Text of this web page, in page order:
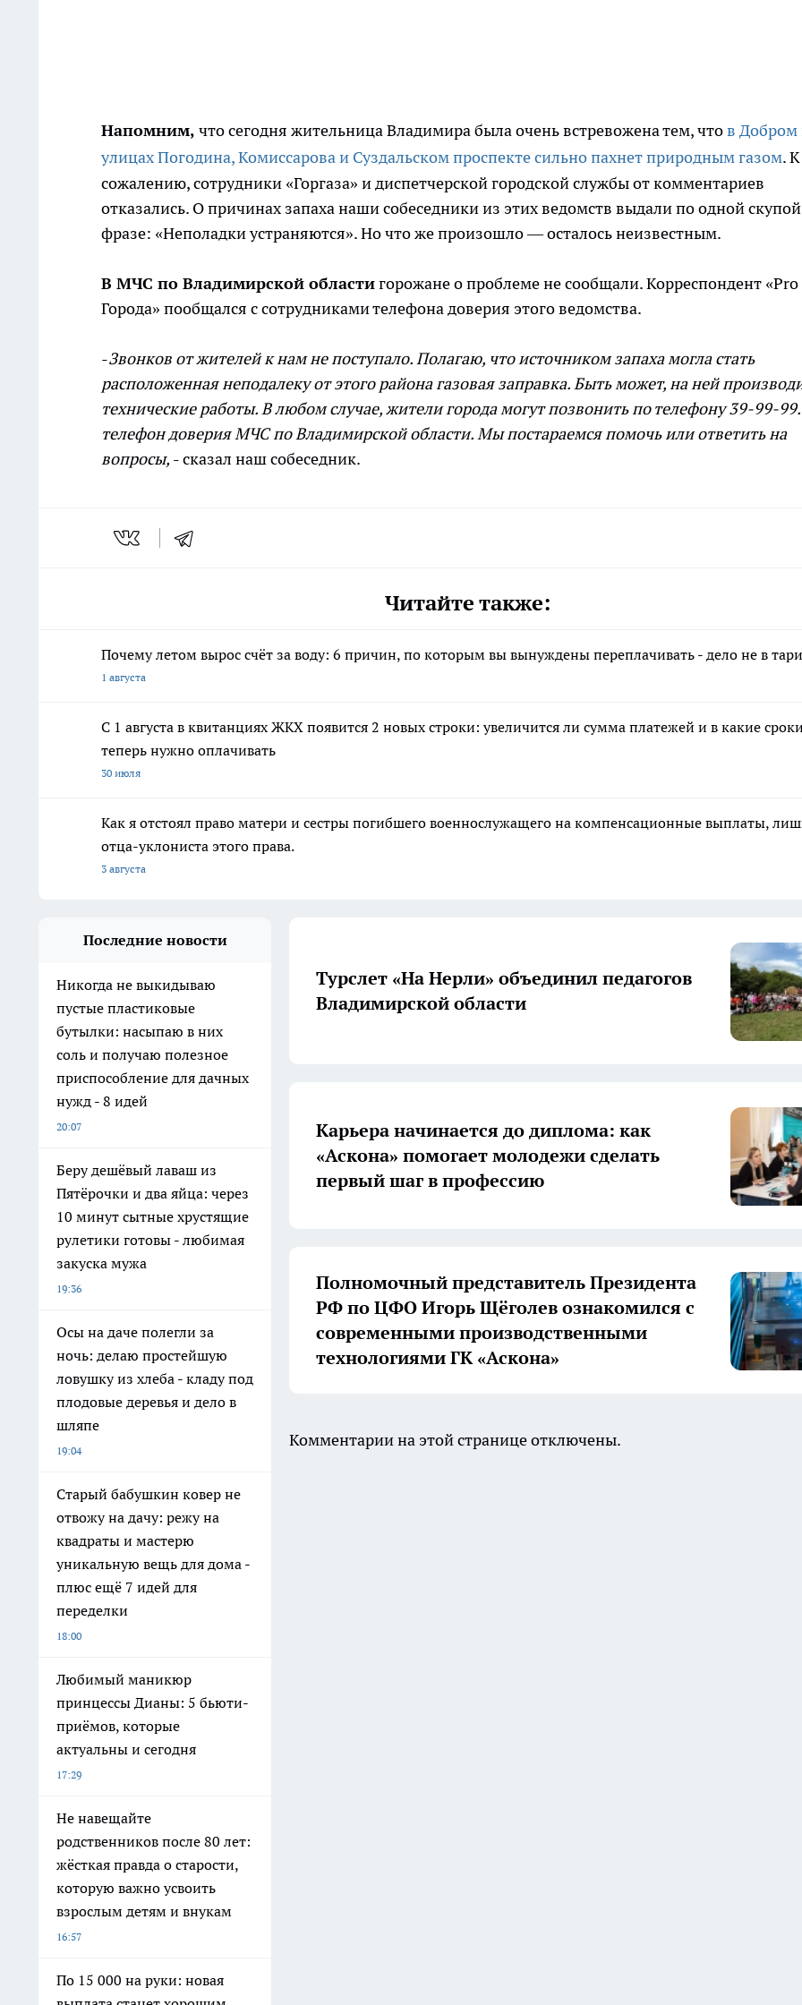
Напомним, что сегодня жительница Владимира была очень встревожена тем, чтов Добром
улицах Погодина, Комиссарова и Суздальском проспекте сильно пахнет природным газом. К
сожалению, сотрудники «Горгаза» и диспетчерской городской службы от комментариев
отказались. О причинах запаха наши собеседники из этих ведомств выдали по одной скупой
фразе: «Неполадки устраняются». Но что же произошло — осталось неизвестным.
В МЧС по Владимирской областигорожане о проблеме не сообщали. Корреспондент «Pro
Города» пообщался с сотрудниками телефона доверия этого ведомства.
-Звонков от жителей к нам не поступало. Полагаю, что источником запаха могла стать
расположенная неподалеку от этого района газовая заправка. Быть может, на ней
технические работы. В любом случае, жители города могут позвонить по телефону 39-99-
телефон доверия МЧС по Владимирской области. Мы постараемся помочь или ответить на
вопросы, - сказал наш собеседник.
Читайте также:
Почему летом вырос счёт за воду: 6 причин, по которым вы вынуждены переплачивать - дело не в
1 августа
С 1 августа в квитанциях ЖКХ появится 2 новых строки: увеличится ли сумма платежей и в какие
теперь нужно оплачивать
30 июля
Как я отстоял право матери и сестры погибшего военнослужащего на компенсационные выплаты,
отца-уклониста этого права.
3 августа
Последние новости
Никогда не выкидываю
пустые пластиковые
бутылки: насыпаю в них
соль и получаю полезное
приспособление для дачных
нужд - 8 идей
20:07
Беру дешёвый лаваш из
Пятёрочки и два яйца: через
10 минут сытные хрустящие
рулетики готовы - любимая
закуска мужа
19:36
Осы на даче полегли за
ночь: делаю простейшую
ловушку из хлеба - кладу под
плодовые деревья и дело в
шляпе
19:04
Старый бабушкин ковер не
отвожу на дачу: режу на
квадраты и мастерю
уникальную вещь для дома -
плюс ещё 7 идей для
переделки
18:00
Любимый маникюр
принцессы Дианы: 5 бьюти-
приёмов, которые
актуальны и сегодня
17:29
Не навещайте
родственников после 80 лет:
жёсткая правда о старости,
которую важно усвоить
взрослым детям и внукам
16:57
По 15 000 на руки: новая
Турслет «На Нерли» объединил педагогов
Владимирской области
Карьера начинается до диплома: как
«Аскона» помогает молодежи сделать
первый шаг в профессию
Полномочный представитель Президента
РФ по ЦФО Игорь Щёголев ознакомился с
современными производственными
технологиями ГК «Аскона»
Комментарии на этой странице отключены.